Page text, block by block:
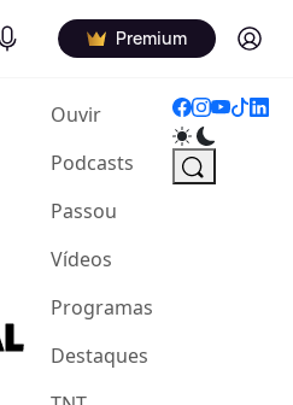
Podcasts Premium Log in
Ouvir(current)
Podcasts
Passou
Vídeos
Programas
Destaques